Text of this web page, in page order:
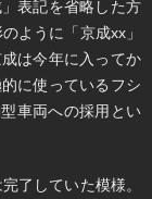
表記を省略した方
ように「京成xx」
は今年に入ってか
に使っているフシ
車両への採用とい
了していた模様。